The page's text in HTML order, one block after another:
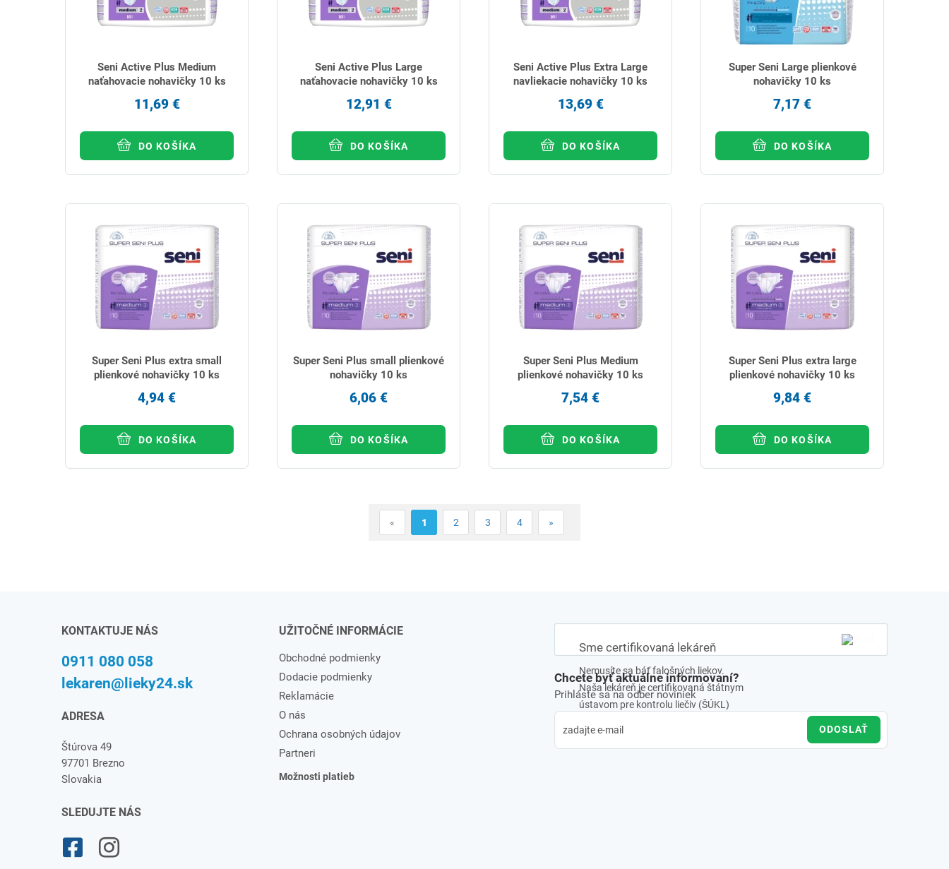
Seni Active Plus Medium
naťahovacie nohavičky 10 ks
11,69 €
DO KOŠÍKA
Seni Active Plus Large
naťahovacie nohavičky 10 ks
12,91 €
DO KOŠÍKA
Seni Active Plus Extra Large
navliekacie nohavičky 10 ks
13,69 €
DO KOŠÍKA
Super Seni Large plienkové
nohavičky 10 ks
7,17 €
DO KOŠÍKA
Super Seni Plus extra small
plienkové nohavičky 10 ks
4,94 €
DO KOŠÍKA
Super Seni Plus small plienkové
nohavičky 10 ks
6,06 €
DO KOŠÍKA
Super Seni Plus Medium
plienkové nohavičky 10 ks
7,54 €
DO KOŠÍKA
Super Seni Plus extra large
plienkové nohavičky 10 ks
9,84 €
DO KOŠÍKA
« 1 2 3 4 »
Sme certifikovaná lekáreň
Nemusíte sa báť falošných liekov.
Naša lekáreň je certifikovaná štátnym
ústavom pre kontrolu liečiv (ŠÚKL)
KONTAKTUJE NÁS
0911 080 058
lekaren@lieky24.sk
ADRESA
Štúrova 49
97701 Brezno
Slovakia
SLEDUJTE NÁS
UŽITOČNÉ INFORMÁCIE
Obchodné podmienky
Dodacie podmienky
Reklamácie
O nás
Ochrana osobných údajov
Partneri
Možnosti platieb
Chcete byť aktuálne informovaní?
Prihláste sa na odber noviniek
ODOSLAŤ